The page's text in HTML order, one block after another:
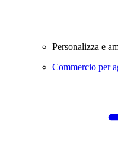
Personalizza e
Commercio per